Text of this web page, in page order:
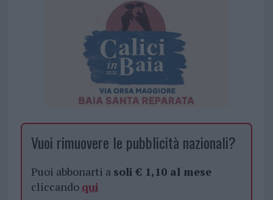
Vuoi rimuovere le pubblicità nazionali?
Puoi abbonarti a soli € 1,10 al mese
cliccando qui